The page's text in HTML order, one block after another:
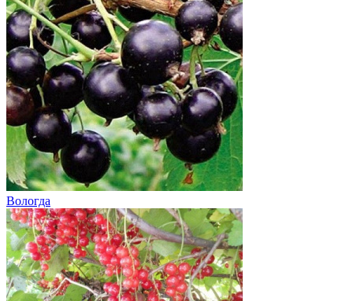
Вологда